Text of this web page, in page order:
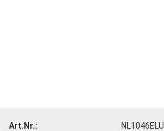
Art.Nr.:
NL1046ELU